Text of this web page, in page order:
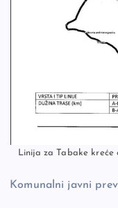
Linija za Tabake kreće
Komunalni javni